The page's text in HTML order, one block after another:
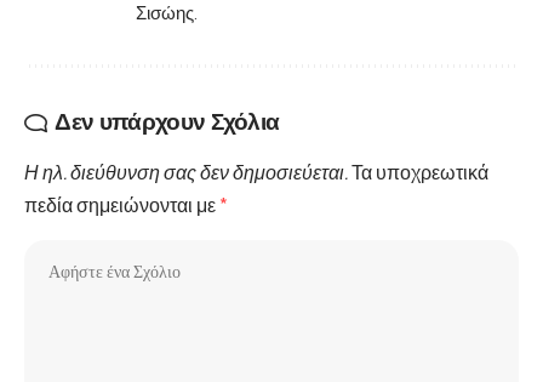
Σισώης.
Δεν υπάρχουν Σχόλια
Η ηλ. διεύθυνση σας δεν δημοσιεύεται.Τα υποχρεωτικά
πεδία σημειώνονται με *